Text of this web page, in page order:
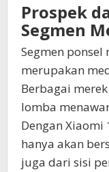
Prospek
Segmen
Segmen ponsel
merupakan
Berbagai
lomba
Dengan Xiaomi
hanya akan
juga dari sisi